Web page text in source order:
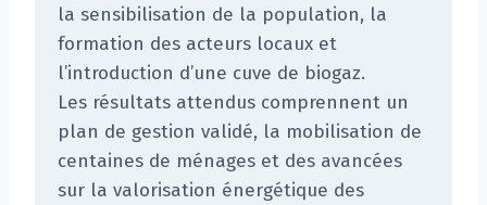
la sensibilisation de la population, la
formation des acteurs locaux et
l’introduction d’une cuve de biogaz.
Les résultats attendus comprennent un
plan de gestion validé, la mobilisation de
centaines de ménages et des avancées
sur la valorisation énergétique des